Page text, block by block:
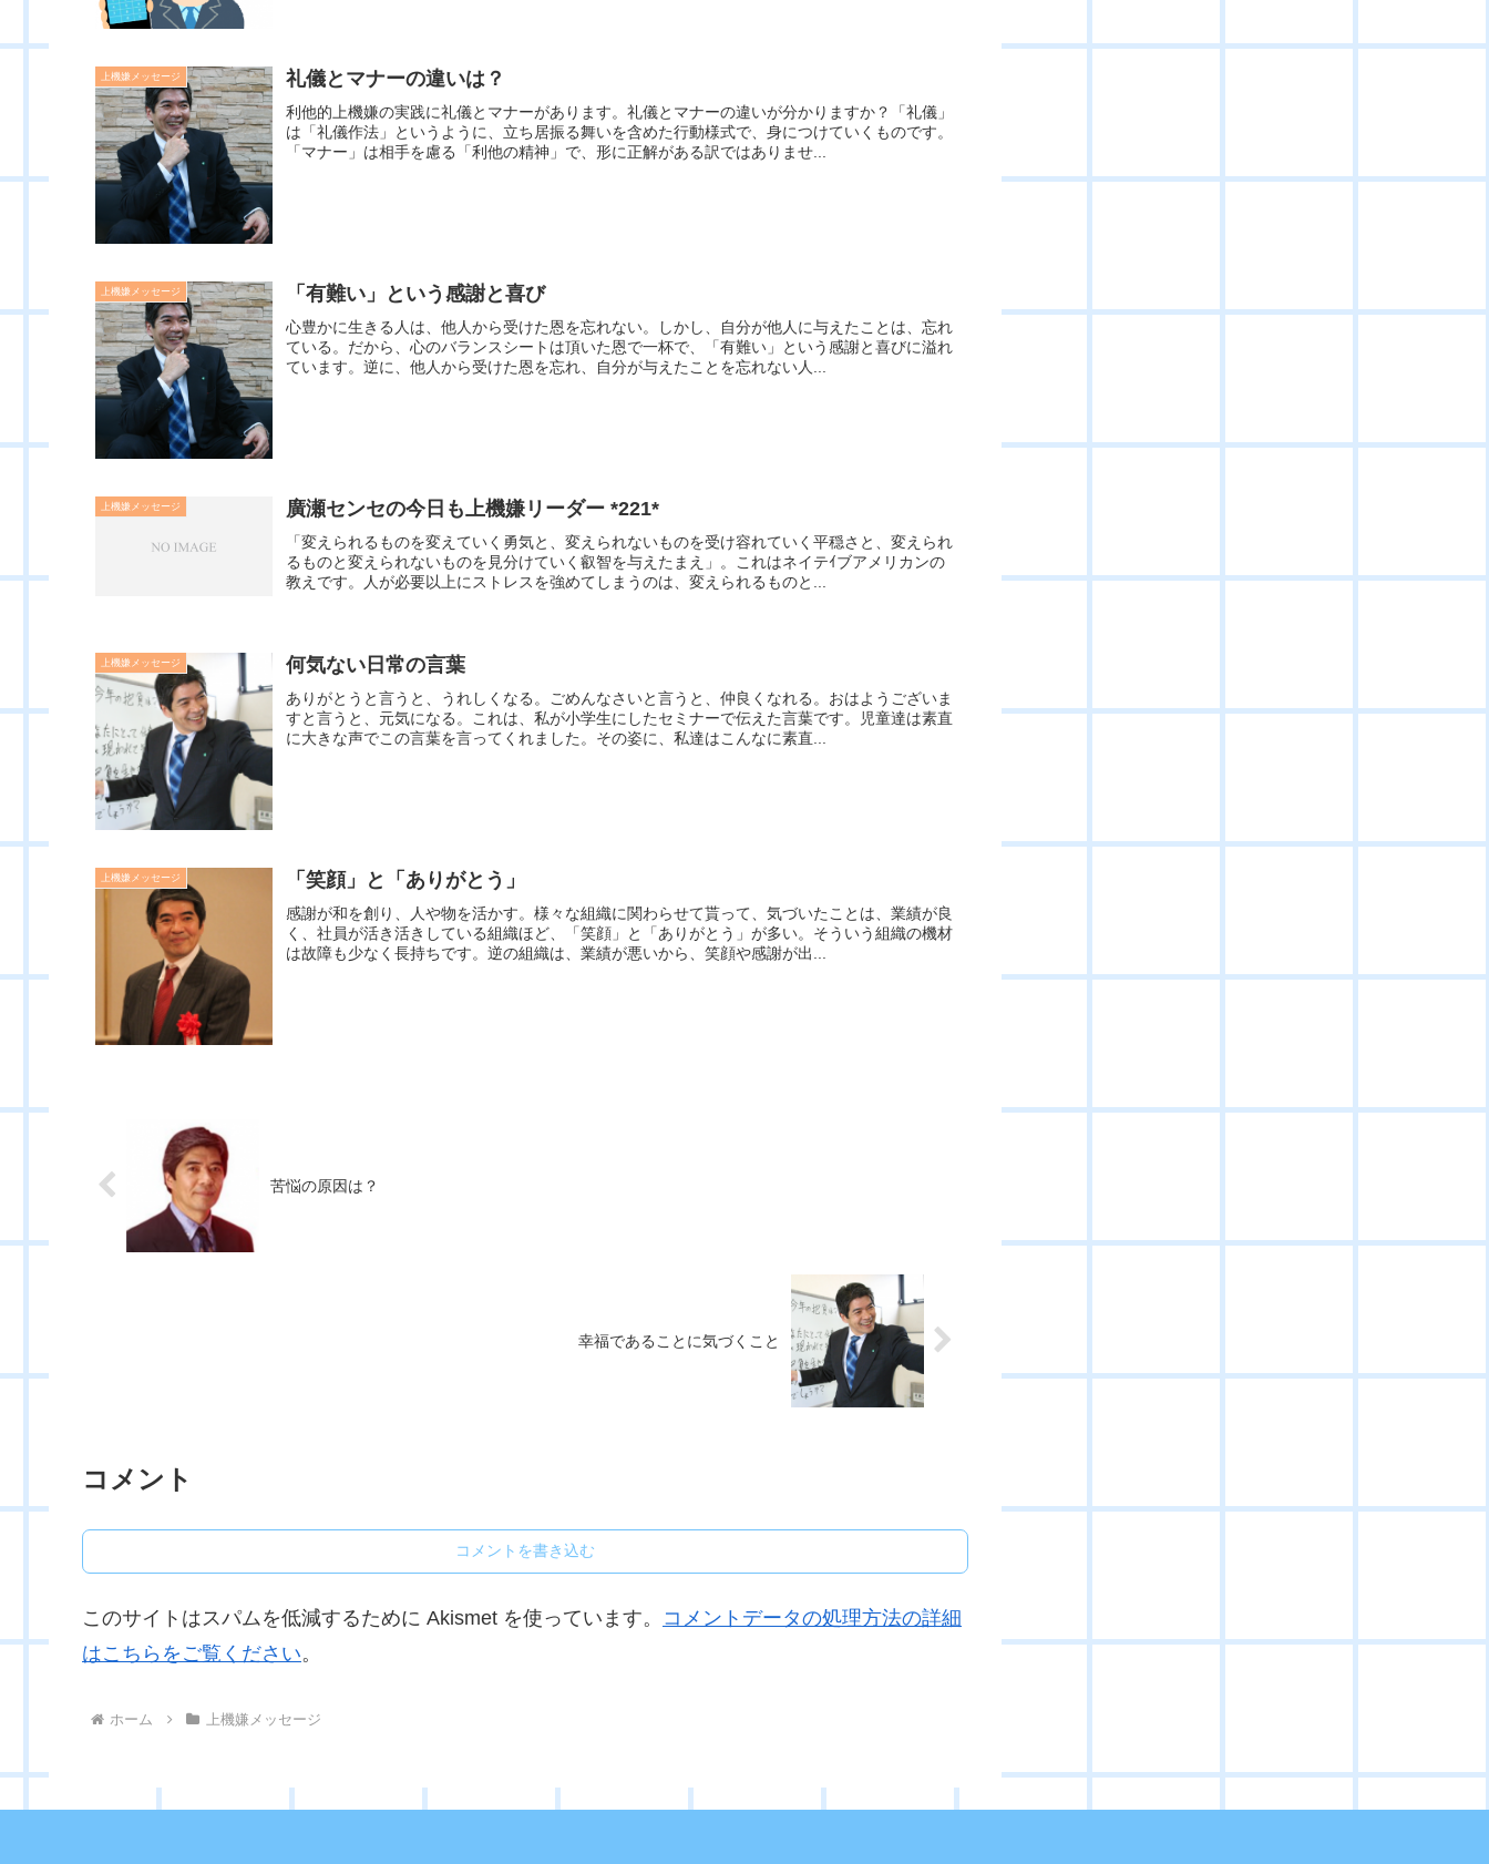
上機嫌メッセージ 礼儀とマナーの違いは？
利他的上機嫌の実践に礼儀とマナーがあります。礼儀とマナーの違いが分かりますか？「礼儀」
は「礼儀作法」というように、立ち居振る舞いを含めた行動様式で、身につけていくものです。
「マナー」は相手を慮る「利他の精神」で、形に正解がある訳ではありませ...
上機嫌メッセージ 「有難い」という感謝と喜び
心豊かに生きる人は、他人から受けた恩を忘れない。しかし、自分が他人に与えたことは、忘れ
ている。だから、心のバランスシートは頂いた恩で一杯で、「有難い」という感謝と喜びに溢れ
ています。逆に、他人から受けた恩を忘れ、自分が与えたことを忘れない人...
上機嫌メッセージ 廣瀬センセの今日も上機嫌リーダー *221*
「変えられるものを変えていく勇気と、変えられないものを受け容れていく平穏さと、変えられ
るものと変えられないものを見分けていく叡智を与えたまえ」。これはネイテｲブアメリカンの
教えです。人が必要以上にストレスを強めてしまうのは、変えられるものと...
上機嫌メッセージ 何気ない日常の言葉
ありがとうと言うと、うれしくなる。ごめんなさいと言うと、仲良くなれる。おはようございま
すと言うと、元気になる。これは、私が小学生にしたセミナーで伝えた言葉です。児童達は素直
に大きな声でこの言葉を言ってくれました。その姿に、私達はこんなに素直...
上機嫌メッセージ 「笑顔」と「ありがとう」
感謝が和を創り、人や物を活かす。様々な組織に関わらせて貰って、気づいたことは、業績が良
く、社員が活き活きしている組織ほど、「笑顔」と「ありがとう」が多い。そういう組織の機材
は故障も少なく長持ちです。逆の組織は、業績が悪いから、笑顔や感謝が出...
苦悩の原因は？
幸福であることに気づくこと
コメント
コメントを書き込む
このサイトはスパムを低減するために Akismet を使っています。 コメントデータの処理方法の詳細
はこちらをご覧ください。
ホーム 上機嫌メッセージ